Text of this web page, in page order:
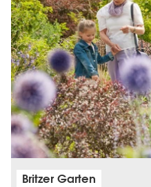
Britzer Garten